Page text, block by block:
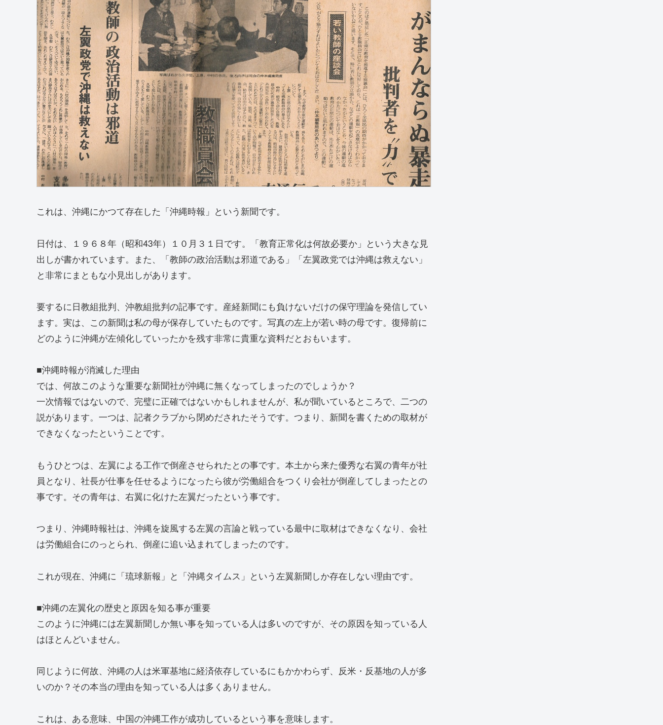
これは、沖縄にかつて存在した「沖縄時報」という新聞です。
日付は、１９６８年（昭和43年）１０月３１日です。「教育正常化は何故必要か」という大きな見
出しが書かれています。また、「教師の政治活動は邪道である」「左翼政党では沖縄は救えない」
と非常にまともな小見出しがあります。
要するに日教組批判、沖教組批判の記事です。産経新聞にも負けないだけの保守理論を発信してい
ます。実は、この新聞は私の母が保存していたものです。写真の左上が若い時の母です。復帰前に
どのように沖縄が左傾化していったかを残す非常に貴重な資料だとおもいます。
■沖縄時報が消滅した理由
では、何故このような重要な新聞社が沖縄に無くなってしまったのでしょうか？
一次情報ではないので、完璧に正確ではないかもしれませんが、私が聞いているところで、二つの
説があります。一つは、記者クラブから閉めだされたそうです。つまり、新聞を書くための取材が
できなくなったということです。
もうひとつは、左翼による工作で倒産させられたとの事です。本土から来た優秀な右翼の青年が社
員となり、社長が仕事を任せるようになったら彼が労働組合をつくり会社が倒産してしまったとの
事です。その青年は、右翼に化けた左翼だったという事です。
つまり、沖縄時報社は、沖縄を旋風する左翼の言論と戦っている最中に取材はできなくなり、会社
は労働組合にのっとられ、倒産に追い込まれてしまったのです。
これが現在、沖縄に「琉球新報」と「沖縄タイムス」という左翼新聞しか存在しない理由です。
■沖縄の左翼化の歴史と原因を知る事が重要
このように沖縄には左翼新聞しか無い事を知っている人は多いのですが、その原因を知っている人
はほとんどいません。
同じように何故、沖縄の人は米軍基地に経済依存しているにもかかわらず、反米・反基地の人が多
いのか？その本当の理由を知っている人は多くありません。
これは、ある意味、中国の沖縄工作が成功しているという事を意味します。